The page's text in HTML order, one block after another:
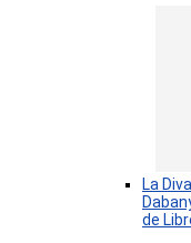
La
de